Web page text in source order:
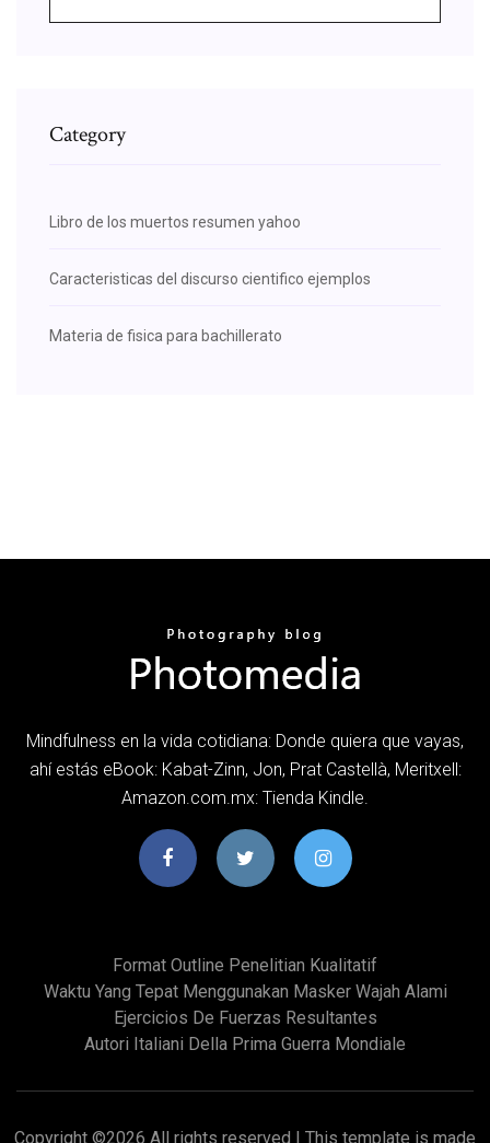
Category
Libro de los muertos resumen yahoo
Caracteristicas del discurso cientifico ejemplos
Materia de fisica para bachillerato
Mindfulness en la vida cotidiana: Donde quiera que vayas,
ahí estás eBook: Kabat-Zinn, Jon, Prat Castellà, Meritxell:
Amazon.com.mx: Tienda Kindle.
Format Outline Penelitian Kualitatif
Waktu Yang Tepat Menggunakan Masker Wajah Alami
Ejercicios De Fuerzas Resultantes
Autori Italiani Della Prima Guerra Mondiale
Copyright ©2026 All rights reserved | This template is made